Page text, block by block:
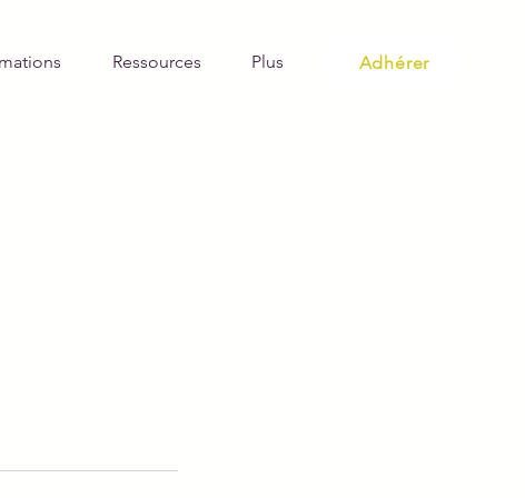
Ressources Plus Adhérer